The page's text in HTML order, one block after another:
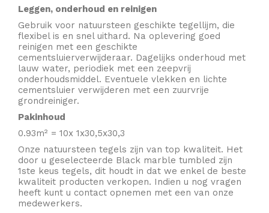
Leggen, onderhoud en reinigen
Gebruik voor natuursteen geschikte tegellijm, die
flexibel is en snel uithard. Na oplevering goed
reinigen met een geschikte
cementsluierverwijderaar. Dagelijks onderhoud met
lauw water, periodiek met een zeepvrij
onderhoudsmiddel. Eventuele vlekken en lichte
cementsluier verwijderen met een zuurvrije
grondreiniger.
Pakinhoud
0.93m² = 10x 1x30,5x30,3
Onze natuursteen tegels zijn van top kwaliteit. Het
door u geselecteerde Black marble tumbled zijn
1ste keus tegels, dit houdt in dat we enkel de beste
kwaliteit producten verkopen. Indien u nog vragen
heeft kunt u contact opnemen met een van onze
medewerkers.